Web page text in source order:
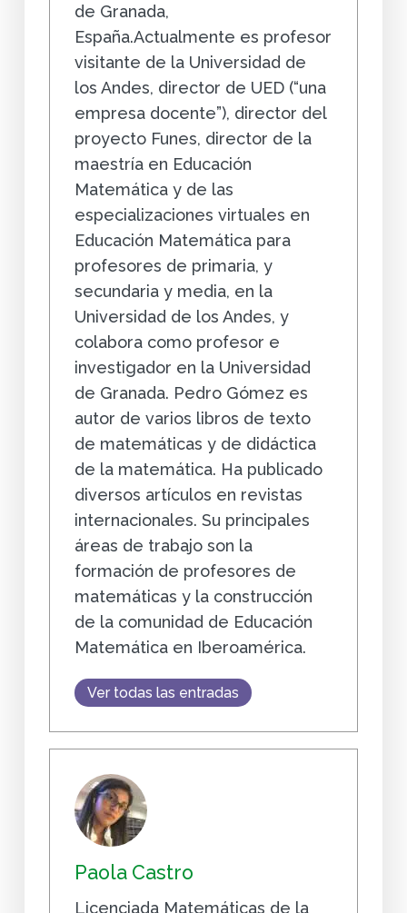
de Granada,
España.Actualmente es profesor
visitante de la Universidad de
los Andes, director de UED (“una
empresa docente”), director del
proyecto Funes, director de la
maestría en Educación
Matemática y de las
especializaciones virtuales en
Educación Matemática para
profesores de primaria, y
secundaria y media, en la
Universidad de los Andes, y
colabora como profesor e
investigador en la Universidad
de Granada. Pedro Gómez es
autor de varios libros de texto
de matemáticas y de didáctica
de la matemática. Ha publicado
diversos artículos en revistas
internacionales. Su principales
áreas de trabajo son la
formación de profesores de
matemáticas y la construcción
de la comunidad de Educación
Matemática en Iberoamérica.
Ver todas las entradas
Paola Castro
Licenciada Matemáticas de la